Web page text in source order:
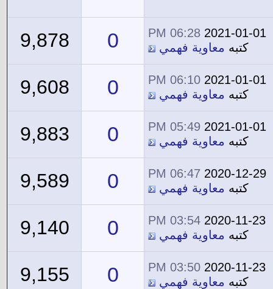
2021-01-01
06:28 PM
كتبه معاوية فهمي 0
9,878
2021-01-01
06:10 PM
كتبه معاوية فهمي 0
9,608
2021-01-01
05:49 PM
كتبه معاوية فهمي 0
9,883
2020-12-29
06:47 PM
كتبه معاوية فهمي 0
9,589
2020-11-23
03:54 PM
كتبه معاوية فهمي 0
9,140
2020-11-23
03:50 PM
كتبه معاوية فهمي 0
9,155